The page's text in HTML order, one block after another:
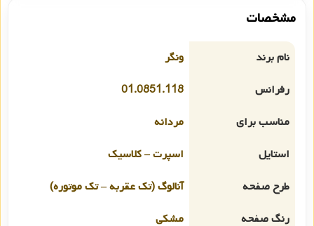
مشخصات
نام برند
ونگر
رفرانس
01.0851.118
مناسب برای
مردانه
استایل
اسپرت – کلاسیک
طرح صفحه
آنالوگ (تک عقربه – تک موتوره)
رنگ صفحه
مشکی